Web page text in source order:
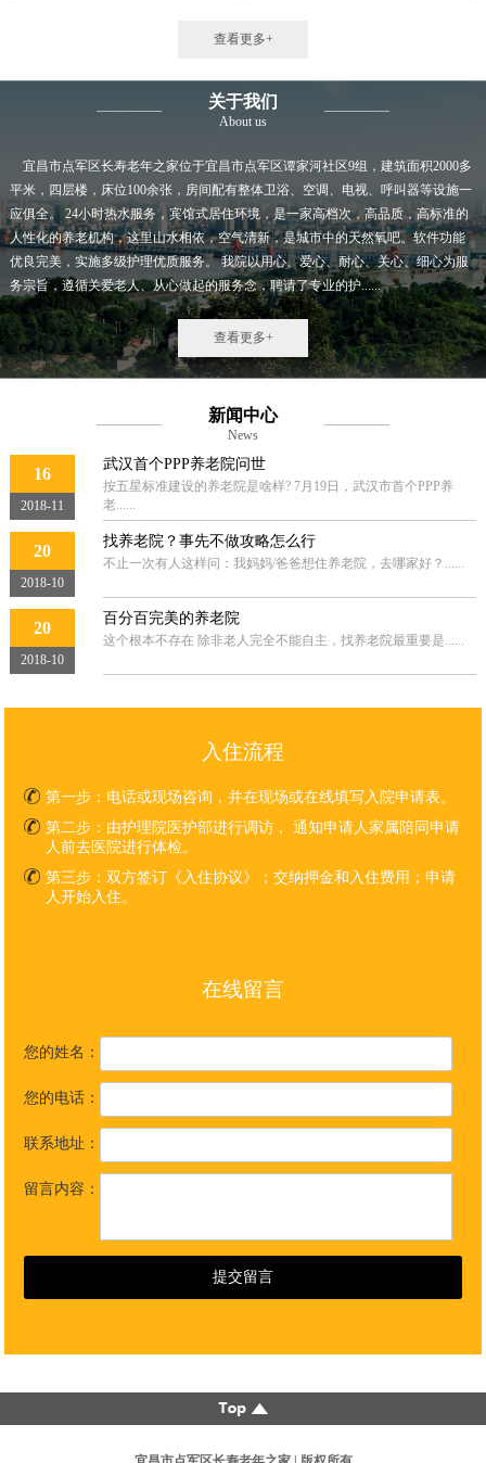
查看更多+
关于我们
About us
宜昌市点军区长寿老年之家位于宜昌市点军区谭家河社区9组，建筑面积2000多
平米，四层楼，床位100余张，房间配有整体卫浴、空调、电视、呼叫器等设施一
应俱全。 24小时热水服务，宾馆式居住环境，是一家高档次，高品质，高标准的
人性化的养老机构，这里山水相依，空气清新，是城市中的天然氧吧。软件功能
优良完美，实施多级护理优质服务。 我院以用心、爱心、耐心、关心、细心为服
务宗旨，遵循关爱老人、从心做起的服务念，聘请了专业的护......
查看更多+
新闻中心
News
16
2018-11
武汉首个PPP养老院问世
按五星标准建设的养老院是啥样? 7月19日，武汉市首个PPP养
老......
20
2018-10
找养老院？事先不做攻略怎么行
不止一次有人这样问：我妈妈/爸爸想住养老院，去哪家好？......
20
2018-10
百分百完美的养老院
这个根本不存在 除非老人完全不能自主，找养老院最重要是......
入住流程
第一步： 电话或现场咨询，并在现场或在线填写入院申请表。
第二步： 由护理院医护部进行调访， 通知申请人家属陪同申请
人前去医院进行体检。
第三步： 双方签订《入住协议》；交纳押金和入住费用；申请
人开始入住。
在线留言
您的姓名：
您的电话：
联系地址：
留言内容：